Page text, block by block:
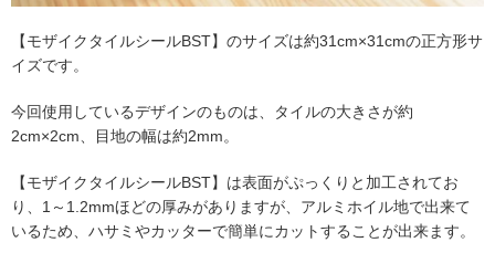
【モザイクタイルシールBST】のサイズは約31cm×31cmの正方形サ
イズです。
今回使用しているデザインのものは、タイルの大きさが約
2cm×2cm、目地の幅は約2mm。
【モザイクタイルシールBST】は表面がぷっくりと加工されてお
り、1～1.2mmほどの厚みがありますが、アルミホイル地で出来て
いるため、ハサミやカッターで簡単にカットすることが出来ます。